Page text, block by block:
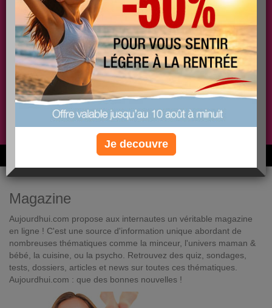
PLUS
EFFICACE
PLUS
SANTÉ
PLUS
COACHING
Non, je préfère le régime gratuit
6M de personnes ont maigri et réappris à manger avec nous
Magazine
Aujourdhui.com propose aux internautes un véritable magazine
en ligne ! C'est une source d'information unique abordant de
nombreuses thématiques comme la minceur, l'univers maman &
bébé, la cuisine, ou la psycho. Retrouvez des quiz, sondages,
tests, dossiers, articles et news sur toutes ces thématiques.
Aujourdhui.com : que des bonnes nouvelles !
Je decouvre